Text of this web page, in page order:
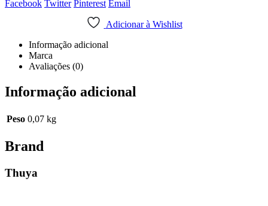
Facebook Twitter Pinterest Email
Adicionar à Wishlist
Informação adicional
Marca
Avaliações (0)
Informação adicional
Peso 0,07 kg
Brand
Thuya